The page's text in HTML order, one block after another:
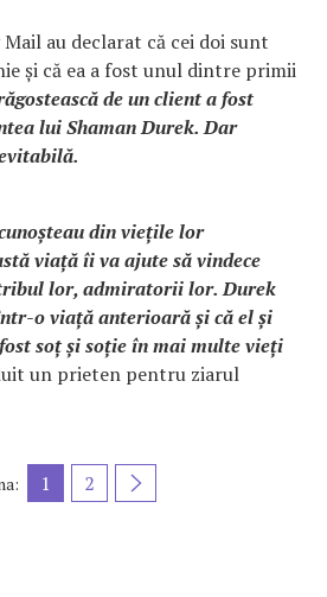
au declarat că cei doi sunt
și că ea a fost unul dintre primii
de un client a fost
lui Shaman Durek. Dar
din viețile lor
viață îi va ajute să vindece
lor, admiratorii lor. Durek
o viață anterioară și că el și
soț și soție în mai multe vieți
un prieten pentru ziarul
1 2